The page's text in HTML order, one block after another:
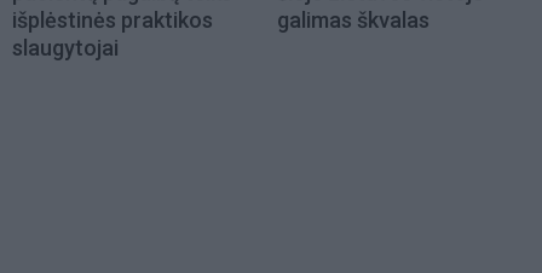
išplėstinės praktikos
slaugytojai
galimas škvalas